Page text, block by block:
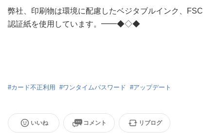
弊社、印刷物は環境に配慮したベジタブルインク、FSC
認証紙を使用しています。━━◆◇◆
#カード不正利用 #ワンタイムパスワード #アップデート
いいね コメント リブログ